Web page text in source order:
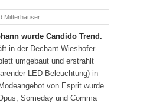
Mitterhauser
wurde Candido Trend.
in der Dechant-Wieshofer-
umgebaut und erstrahlt
LED Beleuchtung) in
von Esprit wurde
Someday und Comma